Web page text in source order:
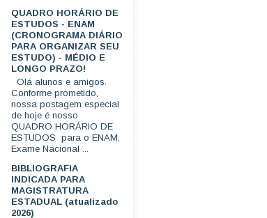
QUADRO HORÁRIO DE
ESTUDOS - ENAM
(CRONOGRAMA DIÁRIO
PARA ORGANIZAR SEU
ESTUDO) - MÉDIO E
LONGO PRAZO!
Olá alunos e amigos.
Conforme prometido,
nossa postagem especial
de hoje é nosso
QUADRO HORÁRIO DE
ESTUDOS para o ENAM,
Exame Nacional ...
BIBLIOGRAFIA
INDICADA PARA
MAGISTRATURA
ESTADUAL (atualizado
2026)